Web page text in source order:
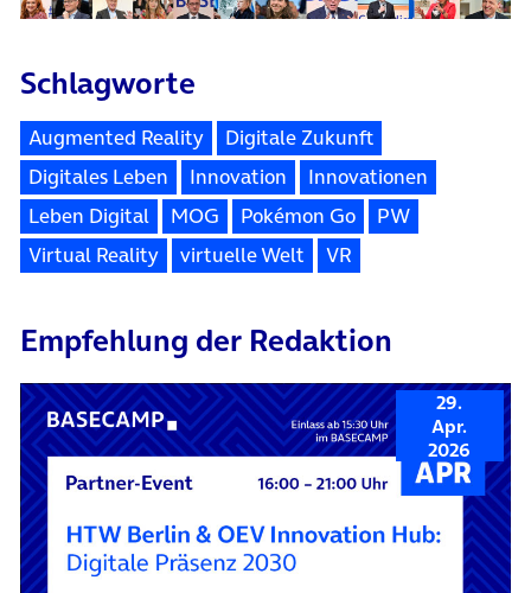
Schlagworte
Augmented Reality
Digitale Zukunft
Digitales Leben
Innovation
Innovationen
Leben Digital
MOG Pokémon Go
PW
Virtual Reality
virtuelle Welt VR
Empfehlung der Redaktion
29.
Apr.
2026